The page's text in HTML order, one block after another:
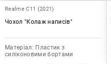
Realme C11 (2021)
Чохол "Колаж написів"
Матеріал: Пластик з
силіконовими бортами